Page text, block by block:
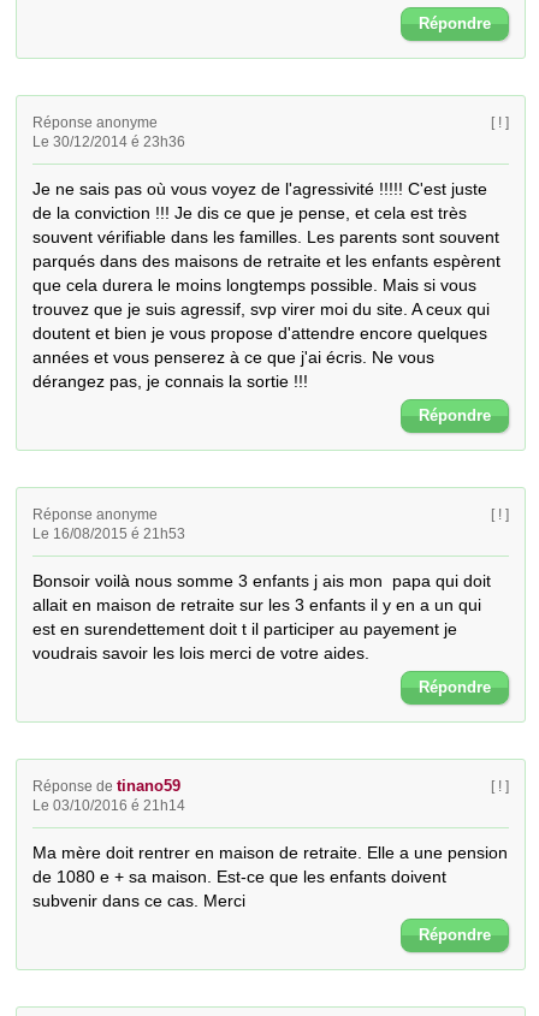
Répondre
Réponse anonyme
Le 30/12/2014 é 23h36
[ ! ]
Je ne sais pas où vous voyez de l'agressivité !!!!! C'est juste
de la conviction !!! Je dis ce que je pense, et cela est très
souvent vérifiable dans les familles. Les parents sont souvent
parqués dans des maisons de retraite et les enfants espèrent
que cela durera le moins longtemps possible. Mais si vous
trouvez que je suis agressif, svp virer moi du site. A ceux qui
doutent et bien je vous propose d'attendre encore quelques
années et vous penserez à ce que j'ai écris. Ne vous
dérangez pas, je connais la sortie !!!
Répondre
Réponse anonyme
Le 16/08/2015 é 21h53
[ ! ]
Bonsoir voilà nous somme 3 enfants j ais mon  papa qui doit
allait en maison de retraite sur les 3 enfants il y en a un qui
est en surendettement doit t il participer au payement je
voudrais savoir les lois merci de votre aides.
Répondre
Réponse detinano59
Le 03/10/2016 é 21h14
[ ! ]
Ma mère doit rentrer en maison de retraite. Elle a une pension
de 1080 e + sa maison. Est-ce que les enfants doivent
subvenir dans ce cas. Merci
Répondre